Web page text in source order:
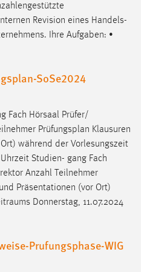
Revision eines Handels-
Ihre Aufgaben: •
SoSe2024
Fach Hörsaal Prüfer/
Prüfungsplan Klausuren
während der Vorlesungszeit
Studien- gang Fach
Anzahl Teilnehmer
Präsentationen (vor Ort)
Donnerstag, 11.07.2024
Prufungsphase-WIG
wird in diesem Cookie
ist.
gewählte Sprache der Website.
mibew_locale, mibew-